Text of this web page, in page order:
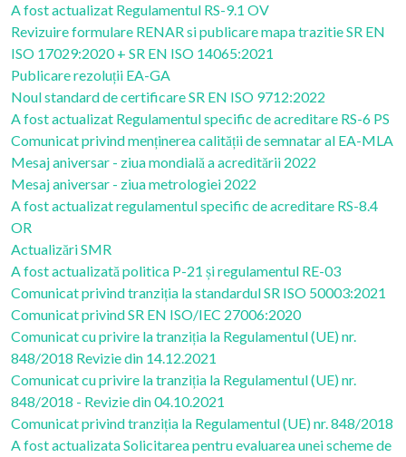
A fost actualizat Regulamentul RS-9.1 OV
Revizuire formulare RENAR si publicare mapa trazitie SR EN
ISO 17029:2020 + SR EN ISO 14065:2021
Publicare rezoluții EA-GA
Noul standard de certificare SR EN ISO 9712:2022
A fost actualizat Regulamentul specific de acreditare RS-6 PS
Comunicat privind menținerea calității de semnatar al EA-MLA
Mesaj aniversar - ziua mondială a acreditării 2022
Mesaj aniversar - ziua metrologiei 2022
A fost actualizat regulamentul specific de acreditare RS-8.4
OR
Actualizări SMR
A fost actualizată politica P-21 și regulamentul RE-03
Comunicat privind tranziția la standardul SR ISO 50003:2021
Comunicat privind SR EN ISO/IEC 27006:2020
Comunicat cu privire la tranziția la Regulamentul (UE) nr.
848/2018 Revizie din 14.12.2021
Comunicat cu privire la tranziția la Regulamentul (UE) nr.
848/2018 - Revizie din 04.10.2021
Comunicat privind tranziția la Regulamentul (UE) nr. 848/2018
A fost actualizata Solicitarea pentru evaluarea unei scheme de